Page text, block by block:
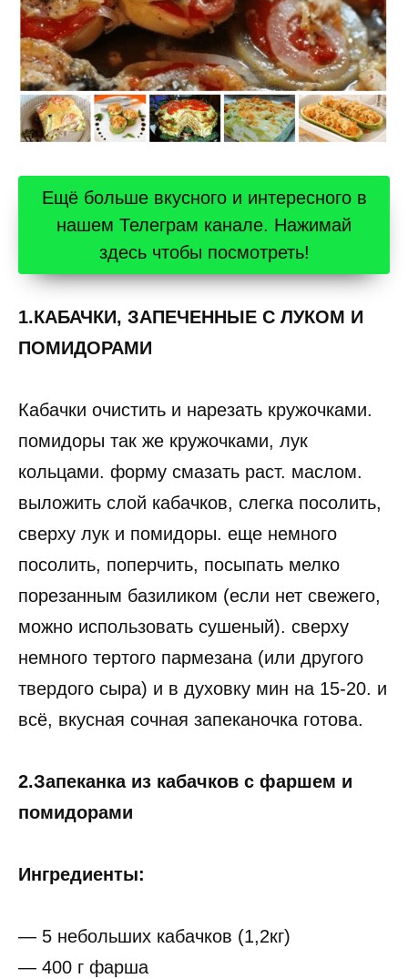
Ещё больше вкусного и интересного в
нашем Телеграм канале. Нажимай
здесь чтобы посмотреть!
1.КАБАЧКИ, ЗАПЕЧЕННЫЕ С ЛУКОМ И
ПОМИДОРАМИ
Кабачки очистить и нарезать кружочками.
помидоры так же кружочками, лук
кольцами. форму смазать раст. маслом.
выложить слой кабачков, слегка посолить,
сверху лук и помидоры. еще немного
посолить, поперчить, посыпать мелко
порезанным базиликом (если нет свежего,
можно использовать сушеный). сверху
немного тертого пармезана (или другого
твердого сыра) и в духовку мин на 15-20. и
всё, вкусная сочная запеканочка готова.
2.Запеканка из кабачков с фаршем и
помидорами
Ингредиенты:
— 5 небольших кабачков (1,2кг)
— 400 г фарша